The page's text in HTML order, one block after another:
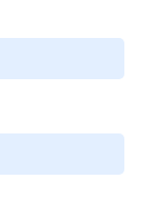
ターテレコム
）「NETFLI
！」など